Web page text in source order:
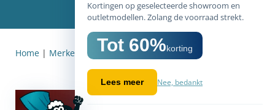
Kortingen op geselecteerde showroom en
outletmodellen. Zolang de voorraad strekt.
Tot 60%korting
Lees meer Nee, bedankt
Home | Merken | Auping Take Back System